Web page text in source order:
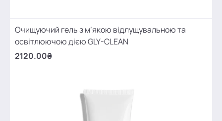
Очищуючий гель з м’якою відлущувальною та
освітлюючою дією GLY-CLEAN
2120.00₴